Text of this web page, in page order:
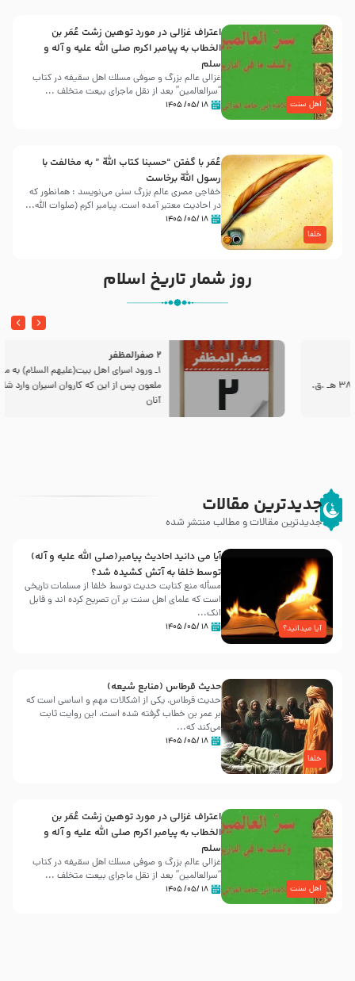
اهل سنت
اعتراف غزالی در مورد توهین زشت عُمَر بن
الخطاب به پیامبر اکرم صلی الله علیه و آله و
سلم
غزالی عالم بزرگ و صوفی مسلك اهل سقيفه در کتاب
“سرالعالمین” بعد از نقل ماجرای بیعت متخلف ...
۱۸ /۰۵/ ۱۴۰۵
خلفا
عُمَر با گفتن “حسبنا كتاب اللّه ” به مخالفت با
رسول اللّه برخاست
خفاجی مصری عالم بزرگ سنی می‌نویسد : همانطور که
در احادیث معتبر آمده است، پیامبر اکرم (صلوات اللّه...
۱۸ /۰۵/ ۱۴۰۵
روز شمار تاریخ اسلام
2 صفرالمظفر
1ـ ورود اسراى اهل بیت‌(علیهم السلام) به مجلس یزید
ملعون پس از این كه كاروان اسیران وارد شام شدند،
جدیدترین مقالات
جدیدترین مقالات و مطالب منتشر شده
آیا میدانید؟
آیا می دانید احادیث پیامبر(صلی الله علیه و آله)
توسط خلفا به آتش کشیده شد؟
مسأله منع کتابت حدیث توسط خلفا از مسلمات تاریخی
است که علمای اهل سنت بر آن تصریح کرده اند و قابل
انک...
۱۸ /۰۵/ ۱۴۰۵
خلفا
حدیث قرطاس (منابع شیعه)
حدیث قرطاس، یکی از اشکالات مهم و اساسی است که
بر عمر بن خطاب گرفته شده است، این روایت ثابت
می‌کند که...
۱۸ /۰۵/ ۱۴۰۵
اهل سنت
اعتراف غزالی در مورد توهین زشت عُمَر بن
الخطاب به پیامبر اکرم صلی الله علیه و آله و
سلم
غزالی عالم بزرگ و صوفی مسلك اهل سقيفه در کتاب
“سرالعالمین” بعد از نقل ماجرای بیعت متخلف ...
۱۸ /۰۵/ ۱۴۰۵